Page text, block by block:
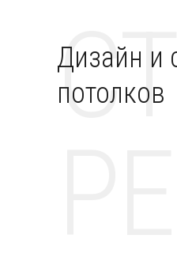
Дизайн и
потолков